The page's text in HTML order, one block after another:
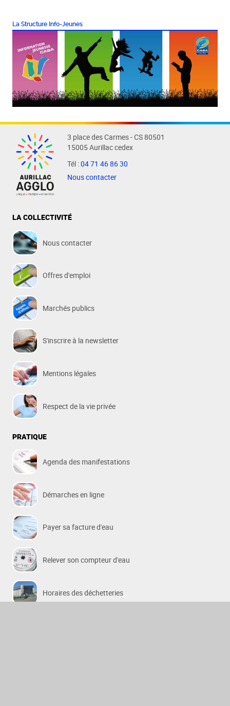
La Structure Info-Jeunes
3 place des Carmes - CS 80501
15005 Aurillac cedex
Tél :04 71 46 86 30
Nous contacter
LA COLLECTIVITÉ
Nous contacter
Offres d'emploi
Marchés publics
S'inscrire à la newsletter
Mentions légales
Respect de la vie privée
PRATIQUE
Agenda des manifestations
Démarches en ligne
Payer sa facture d'eau
Relever son compteur d'eau
Horaires des déchetteries